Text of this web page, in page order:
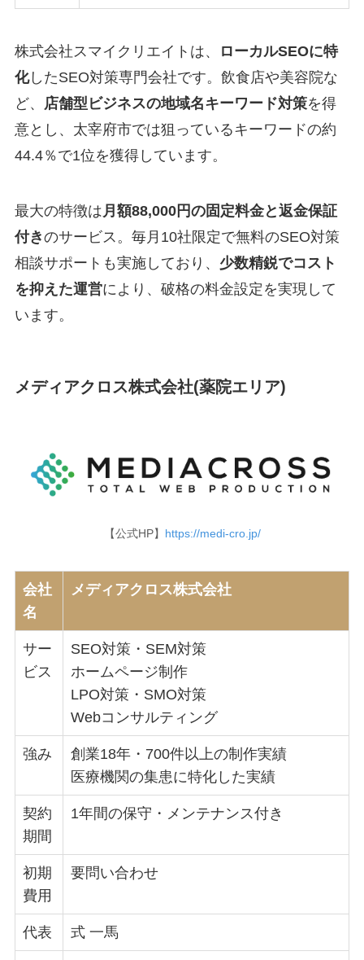
株式会社スマイクリエイトは、
ローカルSEOに特
化したSEO対策専門会社です。飲食店や美容院な
ど、
店舗型ビジネスの地域名キーワード対策を得
意とし、太宰府市では狙っているキーワードの約
44.4％で1位を獲得しています。
最大の特徴は 月額88,000円の固定料金と返金保証
付きのサービス。毎月10社限定で無料のSEO対策
相談サポートも実施しており、 少数精鋭でコスト
を抑えた運営により、破格の料金設定を実現して
います。
メディアクロス株式会社(薬院エリア)
【公式HP】 https://medi-cro.jp/
会社
名
メディアクロス株式会社
サー
ビス
SEO対策・SEM対策
ホームページ制作
LPO対策・SMO対策
Webコンサルティング
強み
創業18年・700件以上の制作実績
医療機関の集患に特化した実績
契約
期間
1年間の保守・メンテナンス付き
初期
費用
要問い合わせ
代表 式 一馬